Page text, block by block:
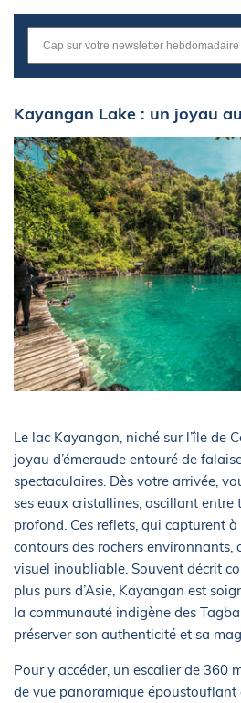
Kayangan Lake : un joyau
Le lac Kayangan, niché sur l’île de
joyau d’émeraude entouré de
spectaculaires. Dès votre arrivée,
ses eaux cristallines, oscillant entre
profond. Ces reflets, qui capturent
contours des rochers environnants,
visuel inoubliable. Souvent décrit
plus purs d’Asie, Kayangan est
la communauté indigène des
préserver son authenticité et sa
Pour y accéder, un escalier de 360
de vue panoramique époustouflant